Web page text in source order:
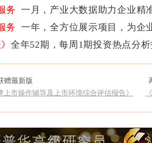
务 一月，产业大数据助力企业精
务 一年，全方位展示项目，为企
全年52期，每周1期投资热点分
赠最新版
上市操作辅导及上市环境综合评估报告》